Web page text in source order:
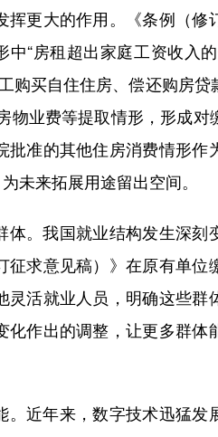
更大的作用。《条例（修
“房租超出家庭工资收入
购买自住住房、偿还购房贷
物业费等提取情形，形成对
准的其他住房消费情形作
未来拓展用途留出空间。
。我国就业结构发生深刻
求意见稿）》在原有单位
活就业人员，明确这些群
作出的调整，让更多群体
近年来，数字技术迅猛发